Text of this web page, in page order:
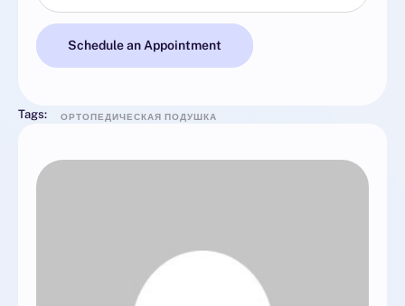
Schedule an Appointment
Tags: ОРТОПЕДИЧЕСКАЯ ПОДУШКА